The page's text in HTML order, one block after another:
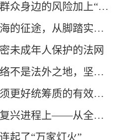
两会新华时评：为群众身边的风险加上“安锁”
新华网评：星辰大海的征途，从脚踏实地开始
未成年人保护的法网
两会新华时评：网络不是法外之地，坚决惩治“按键伤人”
新华社评论员：必须更好统筹质的有效提升和量的合理增长
奋进在不可逆转的复兴进程上——从全国两会看新时代十年伟大变革
起了“万家灯火”